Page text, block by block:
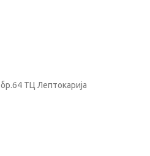
ТЦ Лептокарија